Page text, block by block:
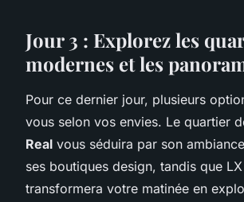
Jour 3 : Explorez les
modernes et les
Pour ce dernier jour, plusieurs
vous selon vos envies. Le quartier
Real vous séduira par son
ses boutiques design, tandis que
transformera votre matinée en